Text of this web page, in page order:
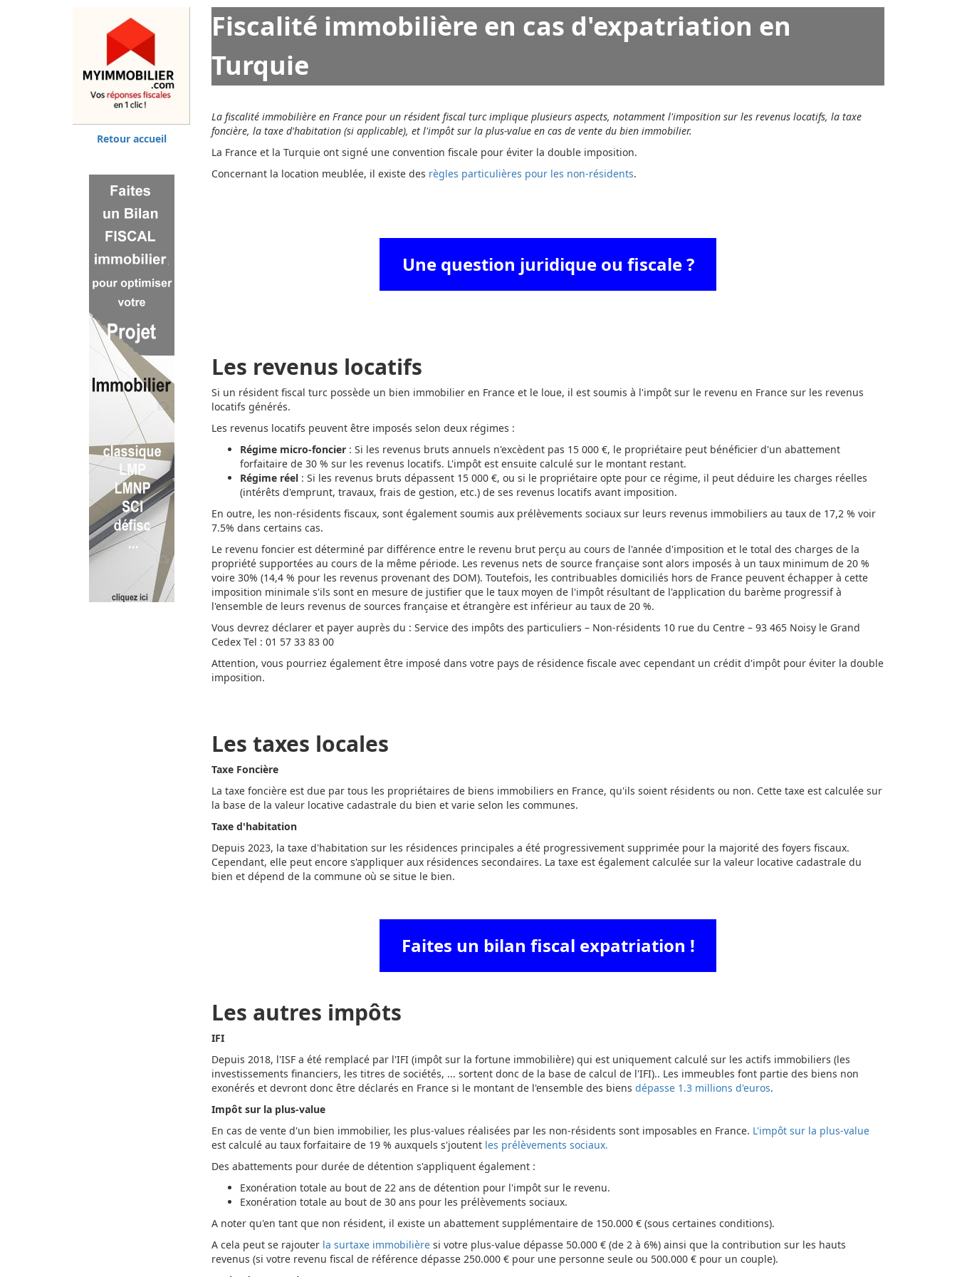
Retour accueil
Fiscalité immobilière en cas d'expatriation en
Turquie
La fiscalité immobilière en France pour un résident fiscal turc implique plusieurs aspects, notamment l'imposition sur les revenus locatifs, la taxe
foncière, la taxe d'habitation (si applicable), et l'impôt sur la plus-value en cas de vente du bien immobilier.
La France et la Turquie ont signé une convention fiscale pour éviter la double imposition.
Concernant la location meublée, il existe des règles particulières pour les non-résidents.
Une question juridique ou fiscale ?
Les revenus locatifs
Si un résident fiscal turc possède un bien immobilier en France et le loue, il est soumis à l'impôt sur le revenu en France sur les revenus
locatifs générés.
Les revenus locatifs peuvent être imposés selon deux régimes :
Régime micro-foncier : Si les revenus bruts annuels n'excèdent pas 15 000 €, le propriétaire peut bénéficier d'un abattement
forfaitaire de 30 % sur les revenus locatifs. L'impôt est ensuite calculé sur le montant restant.
Régime réel : Si les revenus bruts dépassent 15 000 €, ou si le propriétaire opte pour ce régime, il peut déduire les charges réelles
(intérêts d'emprunt, travaux, frais de gestion, etc.) de ses revenus locatifs avant imposition.
En outre, les non-résidents fiscaux, sont également soumis aux prélèvements sociaux sur leurs revenus immobiliers au taux de 17,2 % voir
7.5% dans certains cas.
Le revenu foncier est déterminé par différence entre le revenu brut perçu au cours de l'année d'imposition et le total des charges de la
propriété supportées au cours de la même période. Les revenus nets de source française sont alors imposés à un taux minimum de 20 %
voire 30% (14,4 % pour les revenus provenant des DOM). Toutefois, les contribuables domiciliés hors de France peuvent échapper à cette
imposition minimale s'ils sont en mesure de justifier que le taux moyen de l'impôt résultant de l'application du barème progressif à
l'ensemble de leurs revenus de sources française et étrangère est inférieur au taux de 20 %.
Vous devrez déclarer et payer auprès du : Service des impôts des particuliers – Non-résidents 10 rue du Centre – 93 465 Noisy le Grand
Cedex Tel : 01 57 33 83 00
Attention, vous pourriez également être imposé dans votre pays de résidence fiscale avec cependant un crédit d'impôt pour éviter la double
imposition.
Les taxes locales
Taxe Foncière
La taxe foncière est due par tous les propriétaires de biens immobiliers en France, qu'ils soient résidents ou non. Cette taxe est calculée sur
la base de la valeur locative cadastrale du bien et varie selon les communes.
Taxe d'habitation
Depuis 2023, la taxe d'habitation sur les résidences principales a été progressivement supprimée pour la majorité des foyers fiscaux.
Cependant, elle peut encore s'appliquer aux résidences secondaires. La taxe est également calculée sur la valeur locative cadastrale du
bien et dépend de la commune où se situe le bien.
Faites un bilan fiscal expatriation !
Les autres impôts
IFI
Depuis 2018, l'ISF a été remplacé par l'IFI (impôt sur la fortune immobilière) qui est uniquement calculé sur les actifs immobiliers (les
investissements financiers, les titres de sociétés, ... sortent donc de la base de calcul de l'IFI).. Les immeubles font partie des biens non
exonérés et devront donc être déclarés en France si le montant de l'ensemble des biens dépasse 1.3 millions d'euros.
Impôt sur la plus-value
En cas de vente d'un bien immobilier, les plus-values réalisées par les non-résidents sont imposables en France. L'impôt sur la plus-value
est calculé au taux forfaitaire de 19 % auxquels s'joutent les prélèvements sociaux.
Des abattements pour durée de détention s'appliquent également :
Exonération totale au bout de 22 ans de détention pour l'impôt sur le revenu.
Exonération totale au bout de 30 ans pour les prélèvements sociaux.
A noter qu'en tant que non résident, il existe un abattement supplémentaire de 150.000 € (sous certaines conditions).
A cela peut se rajouter la surtaxe immobilière si votre plus-value dépasse 50.000 € (de 2 à 6%) ainsi que la contribution sur les hauts
revenus (si votre revenu fiscal de référence dépasse 250.000 € pour une personne seule ou 500.000 € pour un couple).